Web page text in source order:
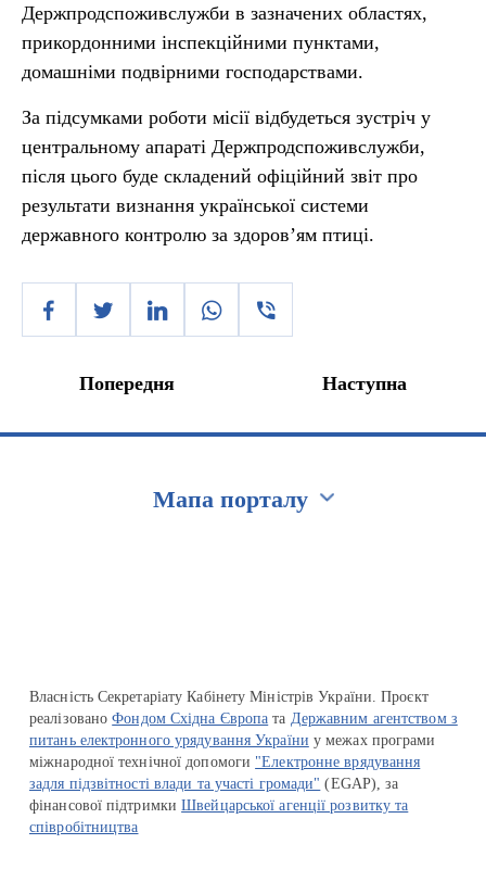
Держпродспоживслужби в зазначених областях,
прикордонними інспекційними пунктами,
домашніми подвірними господарствами.
За підсумками роботи місії відбудеться зустріч у
центральному апараті Держпродспоживслужби,
після цього буде складений офіційний звіт про
результати визнання української системи
державного контролю за здоров’ям птиці.
Попередня Наступна
Мапа порталу
Власність Секретаріату Кабінету Міністрів України. Проєкт
реалізованоФондом Східна Європа та Державним агентством з
питань електронного урядування України у межах програми
міжнародної технічної допомоги "Електронне врядування
задля підзвітності влади та участі громади" (EGAP), за
фінансової підтримкиШвейцарської агенції розвитку та
співробітництва